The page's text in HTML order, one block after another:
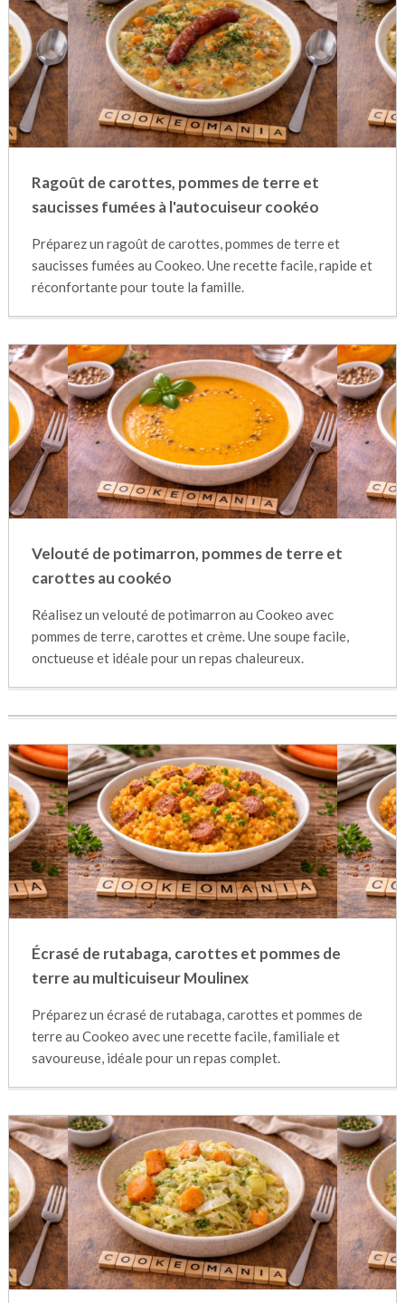
Ragoût de carottes, pommes de terre et
saucisses fumées à l'autocuiseur cookéo
Préparez un ragoût de carottes, pommes de terre et
saucisses fumées au Cookeo. Une recette facile, rapide et
réconfortante pour toute la famille.
Velouté de potimarron, pommes de terre et
carottes au cookéo
Réalisez un velouté de potimarron au Cookeo avec
pommes de terre, carottes et crème. Une soupe facile,
onctueuse et idéale pour un repas chaleureux.
Écrasé de rutabaga, carottes et pommes de
terre au multicuiseur Moulinex
Préparez un écrasé de rutabaga, carottes et pommes de
terre au Cookeo avec une recette facile, familiale et
savoureuse, idéale pour un repas complet.